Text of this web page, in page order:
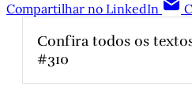
Compartilhar no LinkedIn
Confira todos os
#310
Sobre as tiranias: